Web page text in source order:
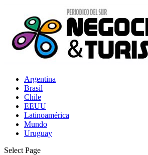
Argentina
Brasil
Chile
EEUU
Latinoamérica
Mundo
Uruguay
Select Page